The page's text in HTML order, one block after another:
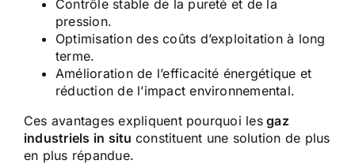
Contrôle stable de la pureté et de la
pression.
Optimisation des coûts d’exploitation à long
terme.
Amélioration de l’efficacité énergétique et
réduction de l’impact environnemental.
Ces avantages expliquent pourquoi lesgaz
industriels in situ constituent une solution de plus
en plus répandue.